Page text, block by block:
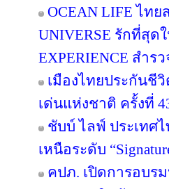
OCEAN LIFE ไท
UNIVERSE รักที่สุด
EXPERIENCE สำ
เมืองไทยประกัน
เด่นแห่งชาติ ครั้งที่
ชับบ์ ไลฟ์ ประเทศ
เหนือระดับ
คปภ. เปิดการอบร